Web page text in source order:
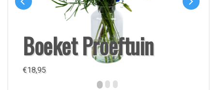
Boeket Proeftuin
€18,95